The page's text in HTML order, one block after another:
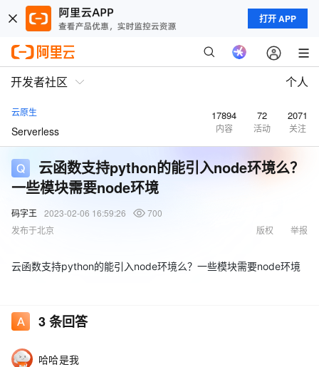
打开 APP
开发者社区 个人
云原生
Serverless
17894
内容
72
活动
2071
关注
云函数支持python的能引入node环境么？
一些模块需要node环境
码字王 2023-02-06 16:59:26
700
发布于北京
举报
版权
云函数支持python的能引入node环境么？一些模块需要node环境
3条回答
哈哈是我